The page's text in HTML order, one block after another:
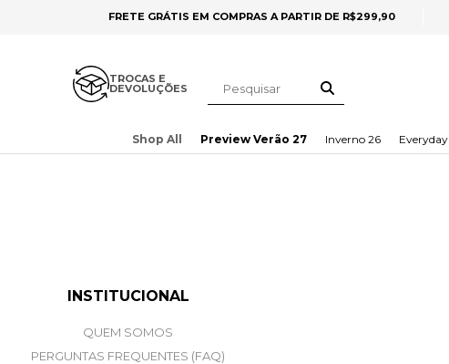
FRETE GRÁTIS EM COMPRAS A PARTIR DE R$299,90
TROCAS E
DEVOLUÇÕES
Shop All Preview Verão 27 Inverno 26 Everyday
INSTITUCIONAL
QUEM SOMOS
PERGUNTAS FREQUENTES (FAQ)